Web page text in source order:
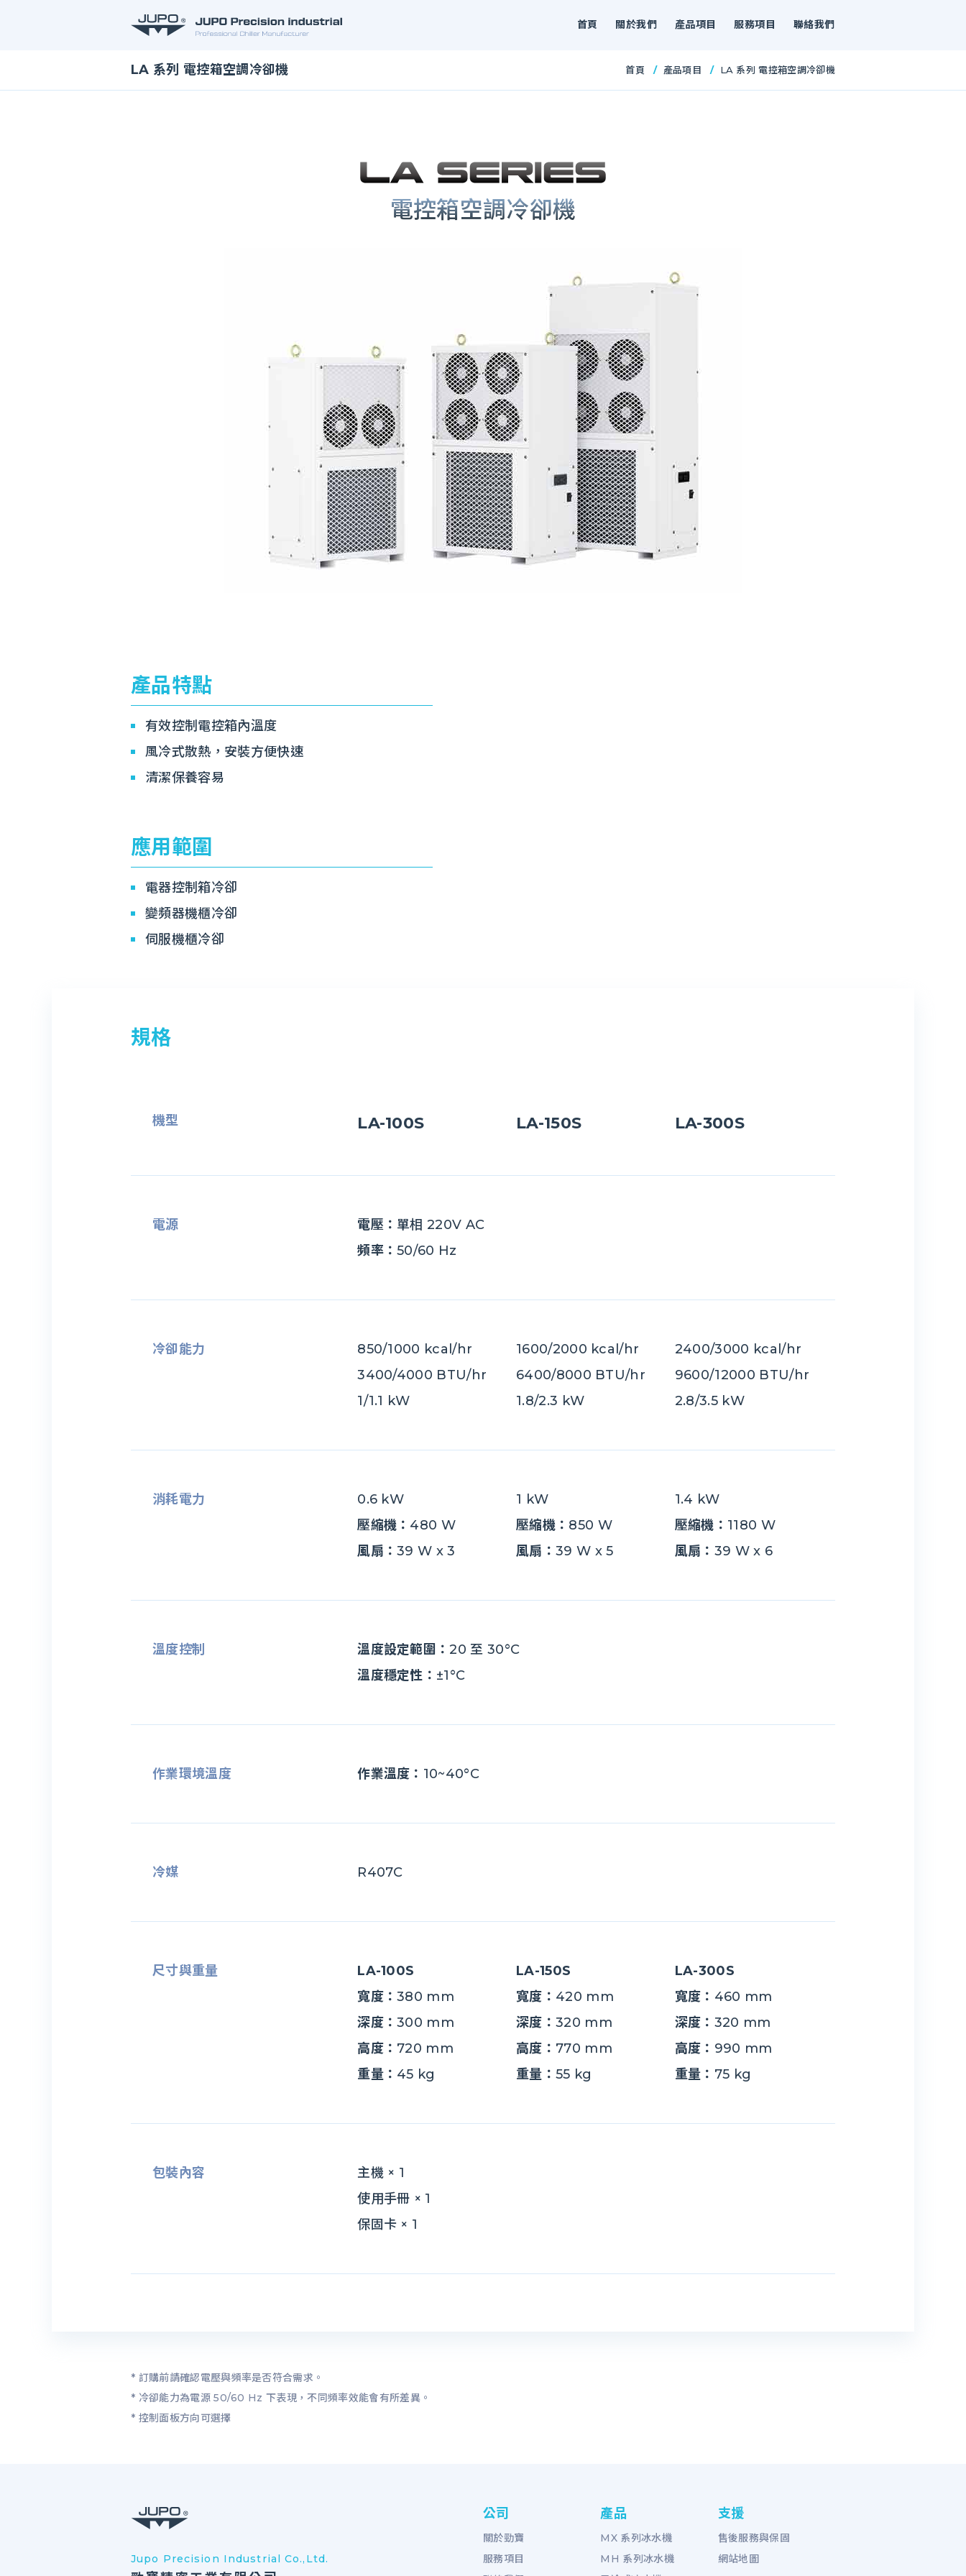
Precision
首頁 關於我們 產品項目 服務項目 聯絡我們
LA 系列 電控箱空調冷卻機 首頁 產品項目 LA 系列 電控箱空調冷卻機
電控箱空調冷卻機
產品特點
有效控制電控箱內溫度
風冷式散熱，安裝方便快速
清潔保養容易
應用範圍
電器控制箱冷卻
變頻器機櫃冷卻
伺服機櫃冷卻
規格
機型 LA-100S LA-150S LA-300S
電源 電壓： 單相 220V AC
頻率：50/60 Hz
冷卻能力
850/1000 kcal/hr
3400/4000 BTU/hr
1/1.1 kW
1600/2000 kcal/hr
6400/8000 BTU/hr
1.8/2.3 kW
2400/3000 kcal/hr
9600/12000 BTU/hr
2.8/3.5 kW
消耗電力
0.6 kW
壓縮機： 480 W
風扇：39 W x 3
1 kW
壓縮機： 850 W
風扇： 39 W x 5
1.4 kW
壓縮機： 1180 W
風扇： 39 W x 6
溫度控制 溫度設定範圍：20 至 30°C
溫度穩定性： ±1°C
作業環境溫度 作業溫度： 10~40°C
冷媒 R407C
尺寸與重量
LA-100S
寬度：380 mm
深度：300 mm
高度： 720 mm
重量： 45 kg
LA-150S
寬度： 420 mm
深度： 320 mm
高度： 770 mm
重量： 55 kg
LA-300S
寬度： 460 mm
深度： 320 mm
高度： 990 mm
重量： 75 kg
包裝內容
主機 × 1
使用手冊 × 1
保固卡 × 1
* 訂購前請確認電壓與頻率是否符合需求。
* 冷卻能力為電源 50/60 Hz 下表現，不同頻率效能會有所差異。
* 控制面板方向可選擇
Jupo Precision Industrial Co.,Ltd.
公司
關於勁寶
服務項目
產品
MX 系列冰水機
MH 系列冰水機
支援
售後服務與保固
網站地圖